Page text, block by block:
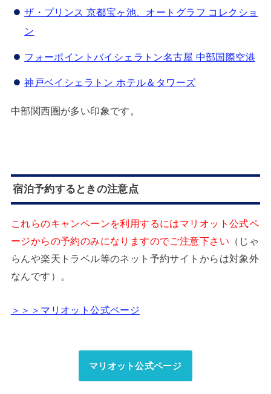
ザ・プリンス 京都宝ヶ池、オートグラフ コレクショ
ン
フォーポイントバイシェラトン名古屋 中部国際空港
神戸ベイシェラトン ホテル＆タワーズ
中部関西圏が多い印象です。
宿泊予約するときの注意点
これらのキャンペーンを利用するにはマリオット公式ペ
ージからの予約のみになりますのでご注意下さい （じゃ
らんや楽天トラベル等のネット予約サイトからは対象外
なんです）。
＞＞＞マリオット公式ページ
マリオット公式ページ